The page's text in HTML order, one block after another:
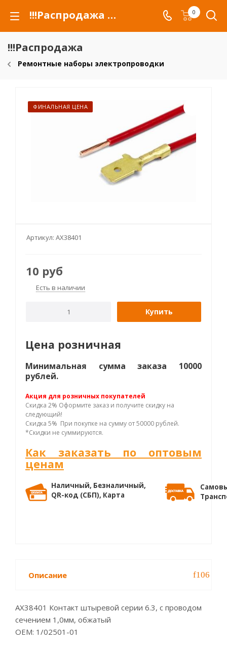
!!!Распродажа для автомобилей российских марок и сельхозтехники 0
!!!Распродажа
Ремонтные наборы электропроводки
ФИНАЛЬНАЯ ЦЕНА
Артикул: AX38401
10 руб
Есть в наличии
Купить
Цена розничная
Минимальная сумма заказа 10000
рублей.
Акция для розничных покупателей
Скидка 2% Оформите заказ и получите скидку на
следующий!
Скидка 5% При покупке на сумму от 50000 рублей.
*Скидки не суммируются.
Как заказать по оптовым
ценам
Наличный, Безналичный,
QR-код (СБП), Карта
Описание
AX38401 Контакт штыревой серии 6.3, с проводом
сечением 1,0мм, обжатый
OEM: 1/02501-01